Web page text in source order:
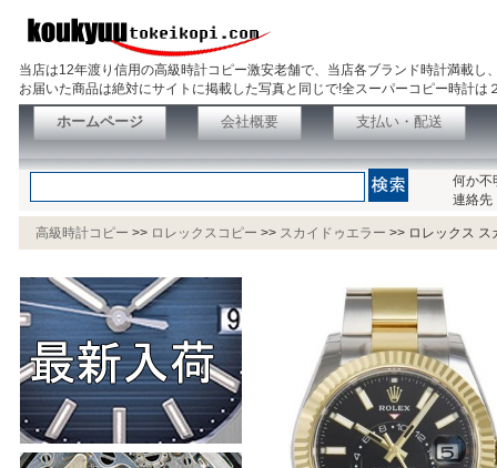
当店は12年渡り信用の高級時計コピー激安老舗で、当店各ブランド時計満載
お届いた商品は絶対にサイトに掲載した写真と同じで!全スーパーコピー時計
ホームページ 会社概要 支払い・配送
何か不
連絡
高級時計コピー >> ロレックスコピー >> スカイドゥエラー >> ロレックス